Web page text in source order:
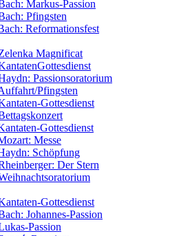
Markus-Passion
Pfingsten
Reformationsfest
Magnificat
Passionsoratorium
Pfingsten
Gottesdienst
Gottesdienst
Messe
Schöpfung
Der Stern
Gottesdienst
Johannes-Passion
Passion